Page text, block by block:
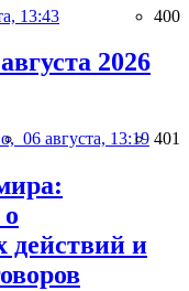
13:43 400
2026
06 августа, 13:19 401
действий и